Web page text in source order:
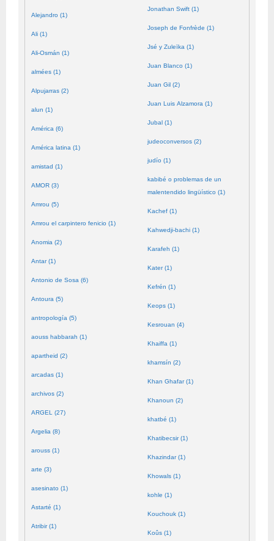
Alejandro (1)
Ali (1)
Ali-Osmán (1)
almées (1)
Alpujarras (2)
alun (1)
América (6)
América latina (1)
amistad (1)
AMOR (3)
Amrou (5)
Amrou el carpintero fenicio (1)
Anomia (2)
Antar (1)
Antonio de Sosa (6)
Antoura (5)
antropología (5)
aouss habbarah (1)
apartheid (2)
arcadas (1)
archivos (2)
ARGEL (27)
Argelia (8)
arouss (1)
arte (3)
asesinato (1)
Astarté (1)
Atribir (1)
Jonathan Swift (1)
Joseph de Fonfrède (1)
Jsé y Zuleïka (1)
Juan Blanco (1)
Juan Gil (2)
Juan Luis Alzamora (1)
Jubal (1)
judeoconversos (2)
judío (1)
kabibé o problemas de un
malentendido lingüístico (1)
Kachef (1)
Kahwedji-bachi (1)
Karafeh (1)
Kater (1)
Kefrén (1)
Keops (1)
Kesrouan (4)
Khaiffa (1)
khamsín (2)
Khan Ghafar (1)
Khanoun (2)
khatbé (1)
Khatibecsir (1)
Khazindar (1)
Khowals (1)
kohle (1)
Kouchouk (1)
Koûs (1)